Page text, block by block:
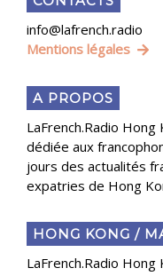
info@lafrench.radio
Mentions légales
A PROPOS
LaFrench.Radio
dédiée aux
jours des actualités
expatries de Hong
HONG KONG /
LaFrench.Radio